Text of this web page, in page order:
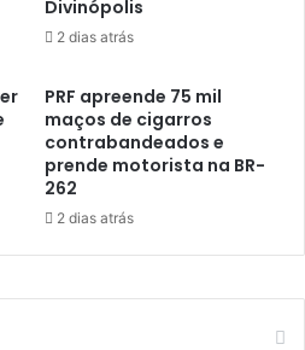
Divinópolis
2 dias atrás
PRF apreende 75 mil
maços de cigarros
contrabandeados e
prende motorista na BR-
262
2 dias atrás